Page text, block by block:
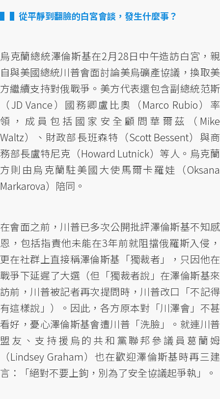
▌從平靜到翻臉的白宮會談，發生什麼事？
烏克蘭總統澤倫斯基在2月28日中午造訪白宮，親
自與美國總統川普會面討論美烏礦產協議，換取美
方繼續支持對俄戰爭。美方代表還包含副總統范斯
（JD Vance）國務卿盧比奧（Marco Rubio）率
領，成員包括國家安全顧問華爾茲（Mike
Waltz）、財政部長班森特（Scott Bessent）與商
務部長盧特尼克（Howard Lutnick）等人。烏克蘭
方則由烏克蘭駐美國大使馬爾卡羅娃（Oksana
Markarova）陪同。
在會面之前，川普已多次公開批評澤倫斯基不知感
恩，包括指責他未能在3年前就阻擋俄羅斯入侵，
更在社群上直接稱澤倫斯基「獨裁者」，只因他在
戰爭下延遲了大選（但「獨裁者說」在澤倫斯基來
訪前，川普被記者再次提問時，川普改口「不記得
有這樣說」）。因此，各方原本對「川澤會」不甚
看好，憂心澤倫斯基會遭川普「洗臉」。就連川普
盟友、支持援烏的共和黨聯邦參議員葛蘭姆
（Lindsey Graham）也在歡迎澤倫斯基時再三建
言：「絕對不要上鉤，別為了安全協議起爭執」。